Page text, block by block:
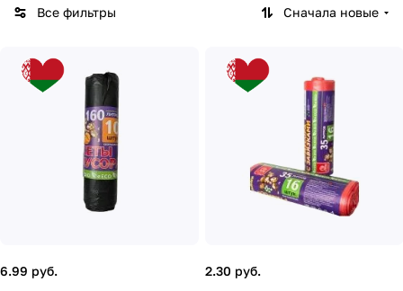
Все фильтры Сначала новые
6.99 руб. 2.30 руб.